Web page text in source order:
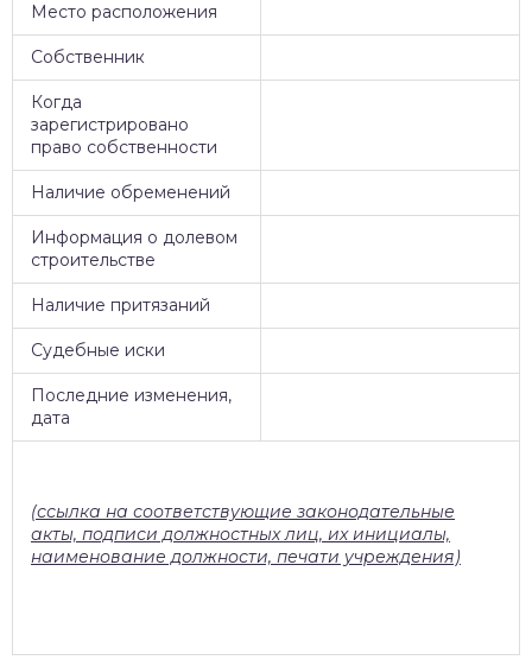
Место расположения
Собственник
Когда
зарегистрировано
право собственности
Наличие обременений
Информация о долевом
строительстве
Наличие притязаний
Судебные иски
Последние изменения,
дата
(ссылка на соответствующие законодательные
акты, подписи должностных лиц, их инициалы,
наименование должности, печати учреждения)